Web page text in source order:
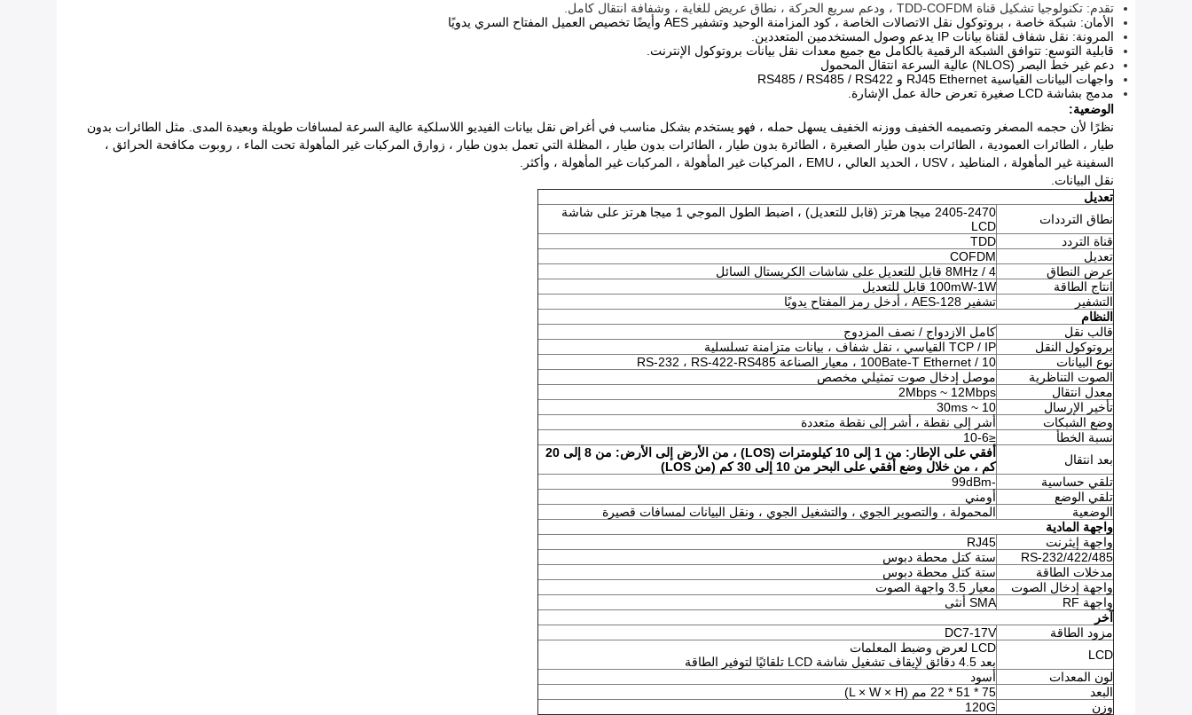
تقدم: تكنولوجيا تشكيل قناة TDD-COFDM ، ودعم سريع الحركة ، نطاق عريض للغاية ، وشفافة انتقال كامل.
الأمان: شبكة خاصة ، بروتوكول نقل الاتصالات الخاصة ، كود المزامنة الوحيد وتشفير AES وأيضًا تخصيص العميل المفتاح السري يدويًا
المرونة: نقل شفاف لقناة بيانات IP يدعم وصول المستخدمين المتعددين.
قابلية التوسع: تتوافق الشبكة الرقمية بالكامل مع جميع معدات نقل بيانات بروتوكول الإنترنت.
دعم غير خط البصر (NLOS) عالية السرعة انتقال المحمول
واجهات البيانات القياسية RJ45 Ethernet و RS485 / RS485 / RS422
مدمج بشاشة LCD صغيرة تعرض حالة عمل الإشارة.
الوضعية:
نظرًا لأن حجمه المصغر وتصميمه الخفيف ووزنه الخفيف يسهل حمله ، فهو يستخدم بشكل مناسب في أغراض نقل بيانات الفيديو اللاسلكية عالية السرعة لمسافات طويلة وبعيدة المدى.
مثل الطائرات بدون
طيار ، الطائرات العمودية ، الطائرات بدون طيار الصغيرة ، الطائرة بدون طيار ، الطائرات بدون طيار ، المظلة التي تعمل بدون طيار ، زوارق المركبات غير المأهولة تحت الماء ، روبوت مكافحة الحرائق ،
السفينة غير المأهولة ، المناطيد ، USV ، الحديد العالي ، EMU ، المركبات غير المأهولة ، المركبات غير المأهولة ، وأكثر.
نقل البيانات.
تعديل
نطاق الترددات
2405-2470 ميجا هرتز (قابل للتعديل) ، اضبط الطول الموجي 1 ميجا هرتز على شاشة
LCD
قناة التردد
TDD
تعديل
COFDM
عرض النطاق
4 / 8MHz قابل للتعديل على شاشات الكريستال السائل
انتاج الطاقة
100mW-1W قابل للتعديل
التشفير
تشفير 128-AES ، أدخل رمز المفتاح يدويًا
النظام
قالب نقل
كامل الازدواج / نصف المزدوج
بروتوكول النقل
TCP / IP القياسي ، نقل شفاف ، بيانات متزامنة تسلسلية
نوع البيانات
10 / 100Bate-T Ethernet ، معيار الصناعة RS-232 ، RS-422-RS485
الصوت التناظرية
موصل إدخال صوت تمثيلي مخصص
معدل انتقال
2Mbps ~ 12Mbps
تأخير الإرسال
10 ~ 30ms
وضع الشبكات
أشر إلى نقطة ، أشر إلى نقطة متعددة
نسبة الخطأ
≤10-6
بعد انتقال
أفقي على الإطار: من 1 إلى 10 كيلومترات (LOS) ، من الأرض إلى الأرض: من 8 إلى 20
كم ، من خلال وضع أفقي على البحر من 10 إلى 30 كم (من LOS)
تلقي حساسية
-99dBm
تلقي الوضع
أومني
الوضعية
المحمولة ، والتصوير الجوي ، والتشغيل الجوي ، ونقل البيانات لمسافات قصيرة
واجهة المادية
واجهة إيثرنت
RJ45
RS-232/422/485
ستة كتل محطة دبوس
مدخلات الطاقة
ستة كتل محطة دبوس
واجهة إدخال الصوت
معيار 3.5 واجهة الصوت
واجهة RF
SMA أنثى
آخر
مزود الطاقة
DC7-17V
LCD
LCD لعرض وضبط المعلمات
بعد 4.5 دقائق لإيقاف تشغيل شاشة LCD تلقائيًا لتوفير الطاقة
لون المعدات
أسود
البعد
75 * 51 * 22 مم (L × W × H)
وزن
120G